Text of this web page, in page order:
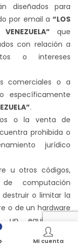
diseñados para
por email a “LOS
que
con relación a
o intereses
comerciales o a
específicamente
.
o la venta de
prohibida o
jurídico
u otros códigos,
computación
destruir o limitar la
o de un hardware
un equipo de
diálogo con una
Mi cuenta